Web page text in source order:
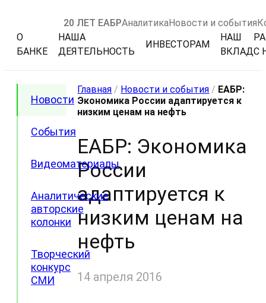
20 ЛЕТ ЕАБРАналитикаНовости и события
О
БАНКЕ
НАША
ДЕЯТЕЛЬНОСТЬ
ИНВЕСТОРАМ
НАШ
ВКЛАДС
Новости
События
Видеоматериалы
Аналитические
авторские
колонки
Творческий
конкурс
СМИ
Главная / Новости и события / ЕАБР:
Экономика России адаптируется к
низким ценам на нефть
ЕАБР: Экономика
России
адаптируется к
низким ценам на
нефть
14 апреля 2016